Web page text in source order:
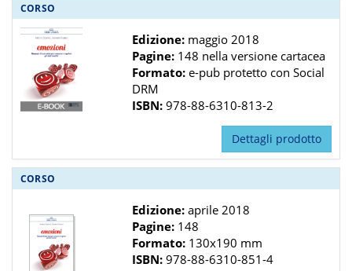
CORSO
Edizione:maggio 2018
Pagine: 148 nella versione cartacea
Formato:e-pub protetto con Social
DRM
ISBN:978-88-6310-813-2
Dettagli prodotto
CORSO
Edizione:aprile 2018
Pagine: 148
Formato:130x190 mm
ISBN:978-88-6310-851-4